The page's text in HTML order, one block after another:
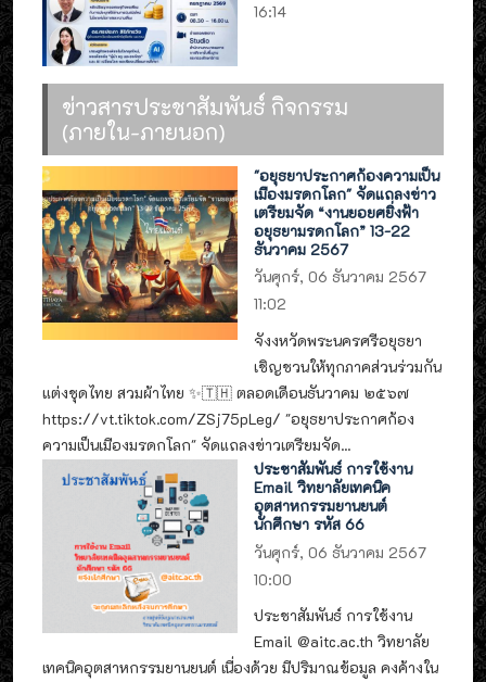
16:14
ข่าวสารประชาสัมพันธ์ กิจกรรม
(ภายใน-ภายนอก)
"อยุธยาประกาศก้องความเป็น
เมืองมรดกโลก" จัดแถลงข่าว
เตรียมจัด “งานยอยศยิ่งฟ้า
อยุธยามรดกโลก” 13-22
ธันวาคม 2567
วันศุกร์, 06 ธันวาคม 2567
11:02
จังงหวัดพระนครศรีอยุธยา
เชิญชวนให้ทุกภาคส่วนร่วมกัน
แต่งชุดไทย สวมผ้าไทย ✨🇹🇭 ตลอดเดือนธันวาคม ๒๕๖๗
https://vt.tiktok.com/ZSj75pLeg/ "อยุธยาประกาศก้อง
ความเป็นเมืองมรดกโลก" จัดแถลงข่าวเตรียมจัด...
ประชาสัมพันธ์ การใช้งาน
Email วิทยาลัยเทคนิค
อุตสาหกรรมยานยนต์
นักศึกษา รหัส 66
วันศุกร์, 06 ธันวาคม 2567
10:00
ประชาสัมพันธ์ การใช้งาน
Email @aitc.ac.th วิทยาลัย
เทคนิคอุตสาหกรรมยานยนต์ เนื่องด้วย มีปริมาณข้อมูล คงค้างใน